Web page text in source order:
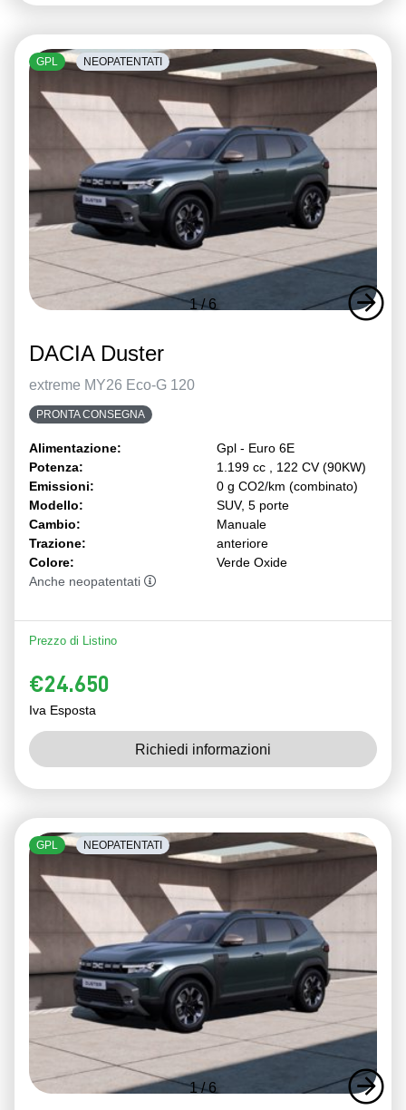
1/6
GPL NEOPATENTATI
DACIA Duster
extreme MY26 Eco-G 120
PRONTA CONSEGNA
Alimentazione:
Gpl - Euro 6E
Potenza:
1.199 cc , 122 CV (90KW)
Emissioni:
0 g CO2/km (combinato)
Modello:
SUV, 5 porte
Cambio:
Manuale
Trazione:
anteriore
Colore:
Verde Oxide
Anche neopatentati
Prezzo di Listino
€24.650
Iva Esposta
Richiedi informazioni
1/6
GPL NEOPATENTATI